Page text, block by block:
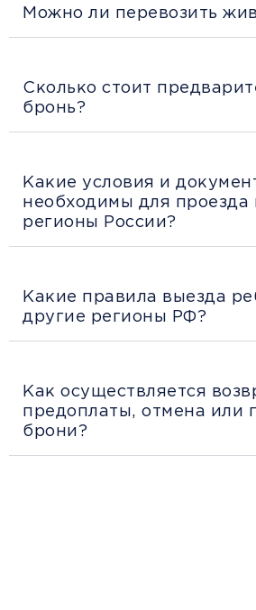
Можно ли перевозить
Сколько стоит
бронь?
Какие условия и
необходимы для проезда
регионы России?
Какие правила выезда
другие регионы РФ?
Как осуществляется
предоплаты, отмена или
брони?